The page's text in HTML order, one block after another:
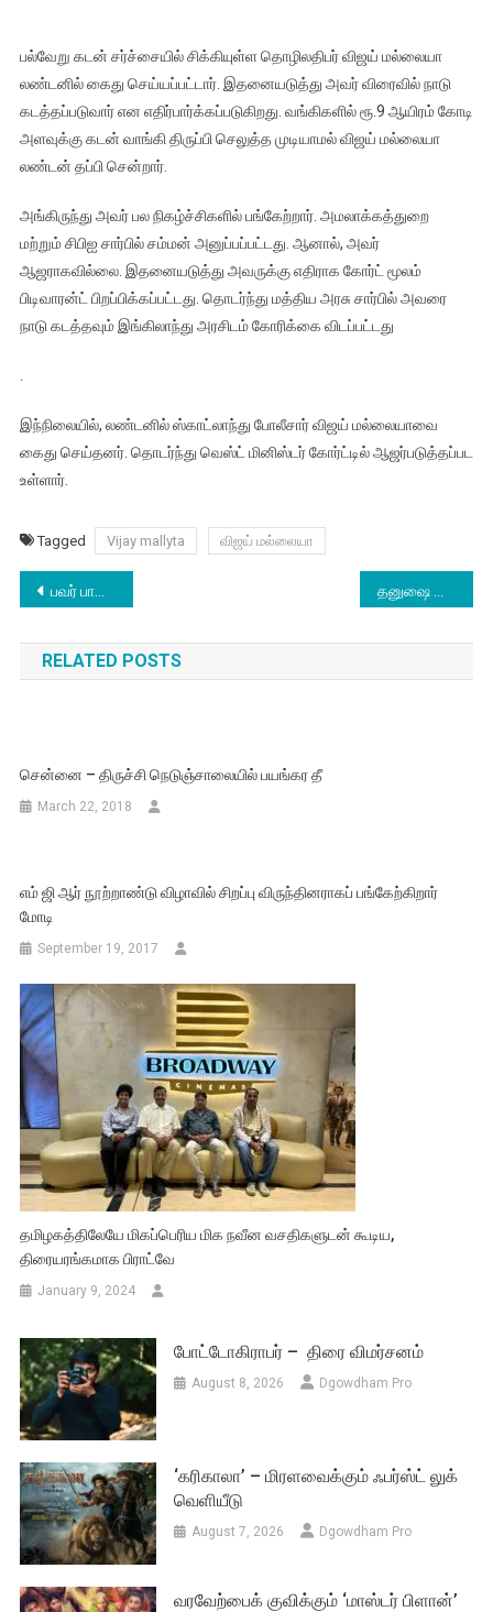
பல்வேறு கடன் சர்ச்சையில் சிக்கியுள்ள தொழிலதிபர் விஜய் மல்லையா
லண்டனில் கைது செய்யப்பட்டார். இதனையடுத்து அவர் விரைவில் நாடு
கடத்தப்படுவார் என எதிர்பார்க்கப்படுகிறது. வங்கிகளில் ரூ.9 ஆயிரம் கோடி
அளவுக்கு கடன் வாங்கி திருப்பி செலுத்த முடியாமல் விஜய் மல்லையா
லண்டன் தப்பி சென்றார்.
அங்கிருந்து அவர் பல நிகழ்ச்சிகளில் பங்கேற்றார். அமலாக்கத்துறை
மற்றும் சிபிஐ சார்பில் சம்மன் அனுப்பப்பட்டது. ஆனால், அவர்
ஆஜராகவில்லை. இதனையடுத்து அவருக்கு எதிராக கோர்ட் மூலம்
பிடிவாரன்ட் பிறப்பிக்கப்பட்டது. தொடர்ந்து மத்திய அரசு சார்பில் அவரை
நாடு கடத்தவும் இங்கிலாந்து அரசிடம் கோரிக்கை விடப்பட்டது
.
இந்நிலையில், லண்டனில் ஸ்காட்லாந்து போலீசார் விஜய் மல்லையாவை
கைது செய்தனர். தொடர்ந்து வெஸ்ட் மினிஸ்டர் கோர்ட்டில் ஆஜர்படுத்தப்பட
உள்ளார்.
Tagged Vijay mallyta விஜய் மல்லையா
Post
navigation
பவர் பாண்டியாக மோகன்பாபு? தனுஷை விட்டு விலகிய அமலாபால்
RELATED POSTS
சென்னை – திருச்சி நெடுஞ்சாலையில் பயங்கர தீ
March 22, 2018
எம் ஜி ஆர் நூற்றாண்டு விழாவில் சிறப்பு விருந்தினராகப் பங்கேற்கிறார்
மோடி
September 19, 2017
தமிழகத்திலேயே மிகப்பெரிய மிக நவீன வசதிகளுடன் கூடிய,
திரையரங்கமாக பிராட்வே
January 9, 2024
போட்டோகிராபர் – திரை விமர்சனம்
August 8, 2026 Dgowdham Pro
‘கரிகாலா’ – மிரளவைக்கும் ஃபர்ஸ்ட் லுக்
வெளியீடு
August 7, 2026 Dgowdham Pro
வரவேற்பைக் குவிக்கும் ‘மாஸ்டர் பிளான்’